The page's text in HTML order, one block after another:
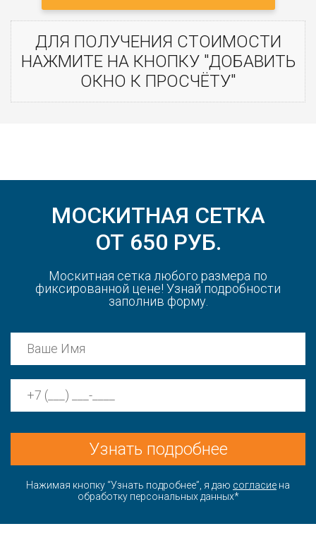
ДЛЯ ПОЛУЧЕНИЯ СТОИМОСТИ
НАЖМИТЕ НА КНОПКУ "ДОБАВИТЬ
ОКНО К ПРОСЧЁТУ"
МОСКИТНАЯ СЕТКА
ОТ 650 РУБ.
Москитная сетка любого размера по
фиксированной цене! Узнай подробности
заполнив форму.
Узнать подробнее
Нажимая кнопку “Узнать подробнее”, я даю согласие на
обработку персональных данных*